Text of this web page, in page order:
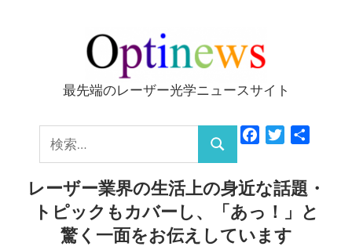
ッ
Optinews
最先端のレーザー光学ニュースサイト
索:
検
索
FacebookTwitter
レーザー業界の生活上の身近な話題・
トピックもカバーし、「あっ！」と
驚く一面をお伝えしています